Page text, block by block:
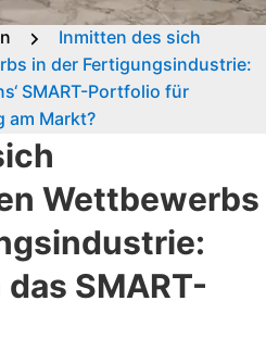
Inmitten des sich
in der Fertigungsindustrie:
SMART-Portfolio für
am Markt?
Wettbewerbs
SMART-